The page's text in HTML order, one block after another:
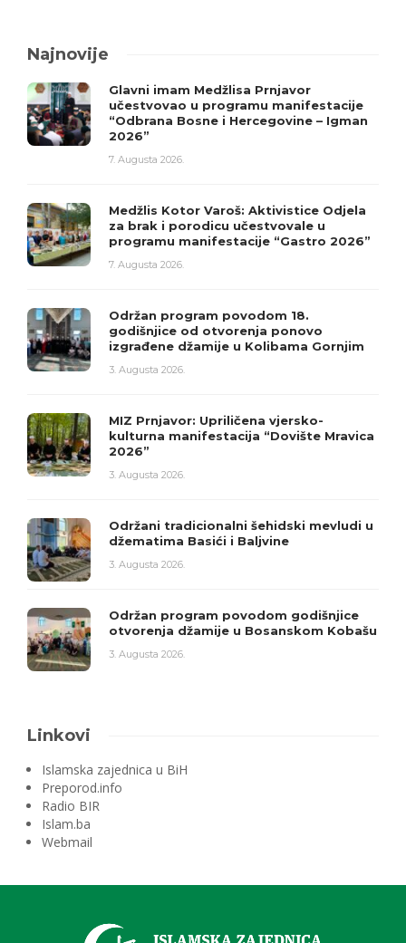
Najnovije
Glavni imam Medžlisa Prnjavor
učestvovao u programu manifestacije
“Odbrana Bosne i Hercegovine – Igman
2026”
7. Augusta 2026.
Medžlis Kotor Varoš: Aktivistice Odjela
za brak i porodicu učestvovale u
programu manifestacije “Gastro 2026”
7. Augusta 2026.
Održan program povodom 18.
godišnjice od otvorenja ponovo
izgrađene džamije u Kolibama Gornjim
3. Augusta 2026.
MIZ Prnjavor: Upriličena vjersko-
kulturna manifestacija “Dovište Mravica
2026”
3. Augusta 2026.
Održani tradicionalni šehidski mevludi u
džematima Basići i Baljvine
3. Augusta 2026.
Održan program povodom godišnjice
otvorenja džamije u Bosanskom Kobašu
3. Augusta 2026.
Linkovi
Islamska zajednica u BiH
Preporod.info
Radio BIR
Islam.ba
Webmail